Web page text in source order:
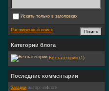
Искать только в заголовках
Расширенный поиск
Категории блога
Без категории (1)
Последние комментарии
Загадки автор: in4core